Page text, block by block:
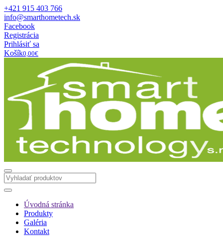
+421 915 403 766
info@smarthometech.sk
Facebook
Registrácia
Prihlásiť sa
Košík0,00€
Úvodná stránka
Produkty
Galéria
Kontakt